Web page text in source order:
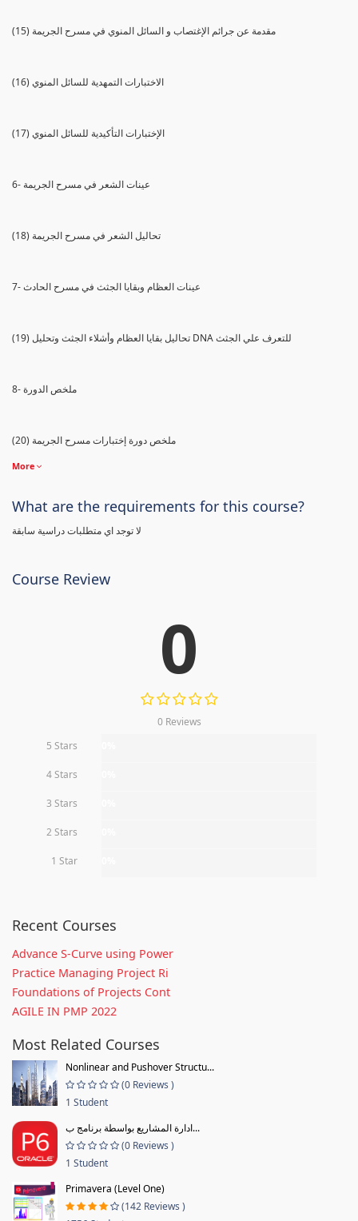
(15) مقدمة عن جرائم الإغتصاب و السائل المنوي في مسرح الجريمة
(16) الاختبارات التمهدية للسائل المنوي
(17) الإختبارات التأكيدية للسائل المنوي
6- عينات الشعر في مسرح الجريمة
(18) تحاليل الشعر في مسرح الجريمة
7- عينات العظام وبقايا الجثث في مسرح الحادث
(19) تحاليل بقايا العظام وأشلاء الجثث وتحليل DNA للتعرف علي الجثث
8- ملخص الدورة
(20) ملخص دورة إختبارات مسرح الجريمة
More
What are the requirements for this course?
لا توجد اي متطلبات دراسية سابقة
Course Review
0
0 Reviews
5 Stars
4 Stars
3 Stars
2 Stars
1 Star
Recent Courses
Advance S-Curve using Power
Practice Managing Project Ri
Foundations of Projects Cont
AGILE IN PMP 2022
Most Related Courses
Nonlinear and Pushover Structu...
(0 Reviews )
1 Student
ادارة المشاريع بواسطة برنامج ب...
(0 Reviews )
1 Student
Primavera (Level One)
(142 Reviews )